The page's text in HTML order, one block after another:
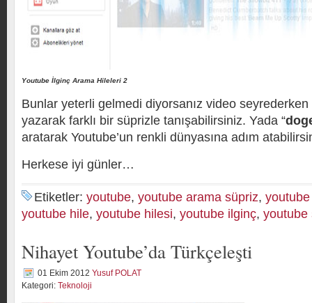
Youtube İlginç Arama Hileleri 2
Bunlar yeterli gelmedi diyorsanız video
yazarak farklı bir süprizle tanışabilirsiniz. Yada “
aratarak Youtube’un renkli dünyasına adım
Herkese iyi günler…
Etiketler: youtube, youtube arama süpriz,
youtube hile, youtube hilesi, youtube ilginç, youtube
Nihayet Youtube’da Türkçeleşti
01 Ekim 2012 Yusuf POLAT
Kategori: Teknoloji